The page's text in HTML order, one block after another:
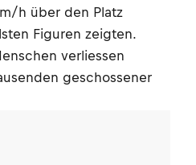
h über den Platz
Figuren zeigten.
verliessen
geschossener